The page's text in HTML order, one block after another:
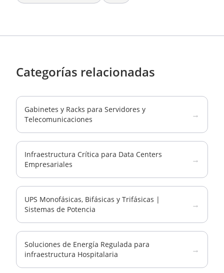
Categorías relacionadas
Gabinetes y Racks para Servidores y
Telecomunicaciones
→
Infraestructura Crítica para Data Centers
Empresariales
→
UPS Monofásicas, Bifásicas y Trifásicas |
Sistemas de Potencia
→
Soluciones de Energía Regulada para
infraestructura Hospitalaria
→